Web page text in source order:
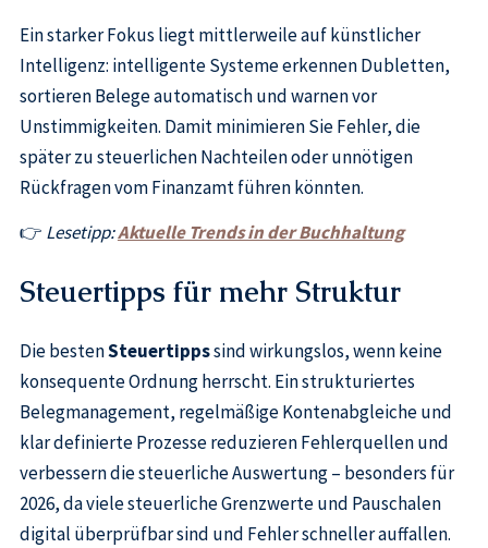
Ein starker Fokus liegt mittlerweile auf künstlicher
Intelligenz: intelligente Systeme erkennen Dubletten,
sortieren Belege automatisch und warnen vor
Unstimmigkeiten. Damit minimieren Sie Fehler, die
später zu steuerlichen Nachteilen oder unnötigen
Rückfragen vom Finanzamt führen könnten.
👉 Lesetipp:Aktuelle Trends in der Buchhaltung
Steuertipps für mehr Struktur
Die bestenSteuertippssind wirkungslos, wenn keine
konsequente Ordnung herrscht. Ein strukturiertes
Belegmanagement, regelmäßige Kontenabgleiche und
klar definierte Prozesse reduzieren Fehlerquellen und
verbessern die steuerliche Auswertung – besonders für
2026, da viele steuerliche Grenzwerte und Pauschalen
digital überprüfbar sind und Fehler schneller auffallen.